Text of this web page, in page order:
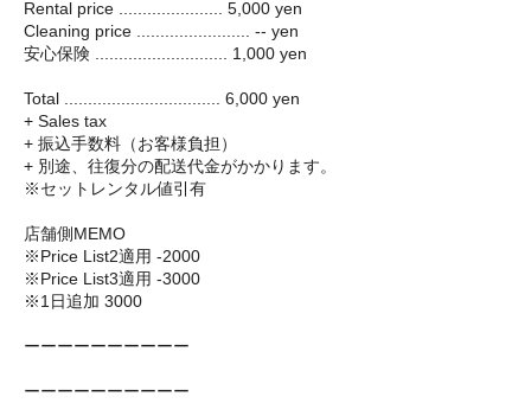
Rental price ...................... 5,000 yen
Cleaning price ........................ -- yen
安心保険 ............................ 1,000 yen
Total ................................. 6,000 yen
+ Sales tax
+ 振込手数料（お客様負担）
+ 別途、往復分の配送代金がかかります。
※セットレンタル値引有
店舗側MEMO
※Price List2適用 -2000
※Price List3適用 -3000
※1日追加 3000
ーーーーーーーーーー
ーーーーーーーーーー